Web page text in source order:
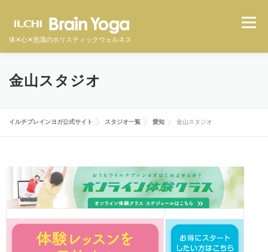
体✕心✕意識のホリスティックウェルネス
メニ
イルチブレインヨガとは
体験者の声 よくある質問 オンラインクラス
体験予約をする
金山スタジオ
イルチブレインヨガ公式サイト スタジオ一覧 愛知 金山スタジオ